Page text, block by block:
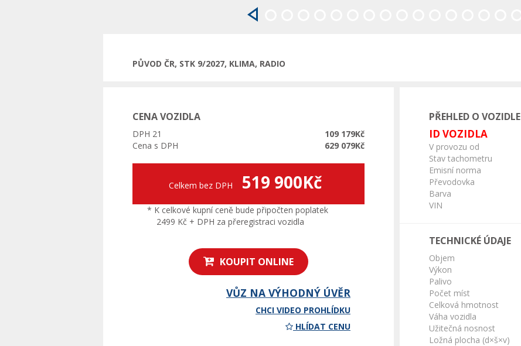
PŮVOD ČR, STK 9/2027, KLIMA, RADIO
CENA VOZIDLA
DPH 21
109 179Kč
Cena s DPH
629 079Kč
Celkem bez DPH 519 900Kč
* K celkové kupní ceně bude připočten poplatek
2499 Kč + DPH za přeregistraci vozidla
KOUPIT ONLINE
VŮZ NA VÝHODNÝ ÚVĚR
CHCI VIDEO PROHLÍDKU
HLÍDAT CENU
PŘEHLED O VOZIDLE
ID VOZIDLA
V provozu od
Stav tachometru
Emisní norma
Převodovka
Barva
VIN
TECHNICKÉ ÚDAJE
Objem
Výkon
Palivo
Počet míst
Celková hmotnost
Váha vozidla
Užitečná nosnost
Ložná plocha (d×š×v)